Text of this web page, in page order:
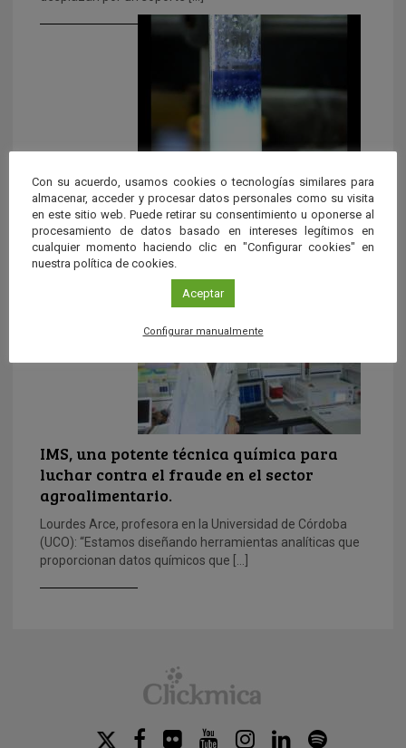
La cromatografía en columna
Explicación sobre la cromatografía en columna, una de
las técnicas de separación más usadas.
IMS, una potente técnica química para
luchar contra el fraude en el sector
agroalimentario.
Lourdes Arce, profesora en la Universidad de Córdoba
(UCO): “Estamos diseñando herramientas analíticas que
proporcionan datos químicos que […]
Con su acuerdo, usamos cookies o tecnologías similares para
almacenar, acceder y procesar datos personales como su visita
en este sitio web. Puede retirar su consentimiento u oponerse al
procesamiento de datos basado en intereses legítimos en
cualquier momento haciendo clic en "Configurar cookies" en
nuestra política de cookies.
Aceptar
Configurar manualmente